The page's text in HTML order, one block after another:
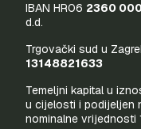
IBAN HR06 2360
d.d.
Trgovački sud u
13148821633
Temeljni kapital u
u cijelosti i podijeljen
nominalne vrijednosti